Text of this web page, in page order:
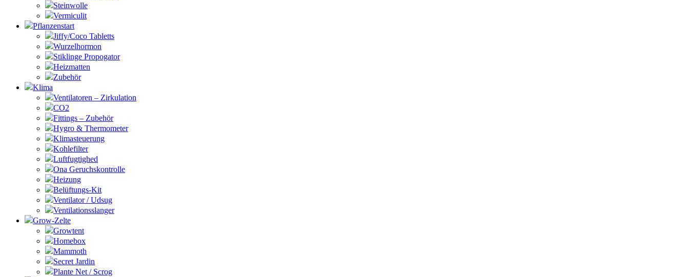
Steinwolle
Vermiculit
Pflanzenstart
Jiffy/Coco Tabletts
Wurzelhormon
Stiklinge Propogator
Heizmatten
Zubehör
Klima
Ventilatoren – Zirkulation
CO2
Fittings – Zubehör
Hygro & Thermometer
Klimasteuerung
Kohlefilter
Luftfugtighed
Ona Geruchskontrolle
Heizung
Belüftungs-Kit
Ventilator / Udsug
Ventilationsslanger
Grow-Zelte
Growtent
Homebox
Mammoth
Secret Jardin
Plante Net / Scrog